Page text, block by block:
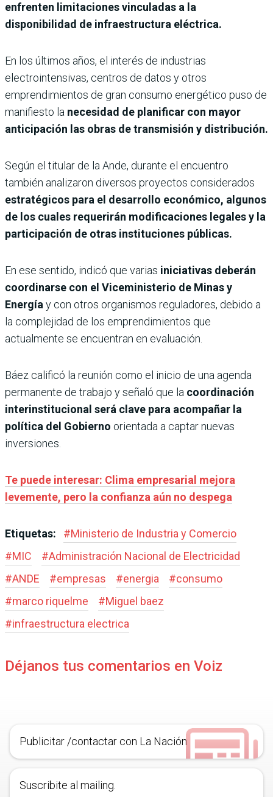
enfrenten limitaciones vinculadas a la
disponibilidad de infraestructura eléctrica.
En los últimos años, el interés de industrias
electrointensivas, centros de datos y otros
emprendimientos de gran consumo energético puso de
manifiesto la necesidad de planificar con mayor
anticipación las obras de transmisión y distribución.
Según el titular de la Ande, durante el encuentro
también analizaron diversos proyectos considerados
estratégicos para el desarrollo económico, algunos
de los cuales requerirán modificaciones legales y la
participación de otras instituciones públicas.
En ese sentido, indicó que varias iniciativas deberán
coordinarse con el Viceministerio de Minas y
Energíay con otros organismos reguladores, debido a
la complejidad de los emprendimientos que
actualmente se encuentran en evaluación.
Báez calificó la reunión como el inicio de una agenda
permanente de trabajo y señaló que la coordinación
interinstitucional será clave para acompañar la
política del Gobierno orientada a captar nuevas
inversiones.
Te puede interesar: Clima empresarial mejora
levemente, pero la confianza aún no despega
Etiquetas: #Ministerio de Industria y Comercio
#MIC #Administración Nacional de Electricidad
#ANDE #empresas #energia #consumo
#marco riquelme #Miguel baez
#infraestructura electrica
Déjanos tus comentarios en Voiz
Publicitar /contactar con La Nación
Suscribite al mailing.